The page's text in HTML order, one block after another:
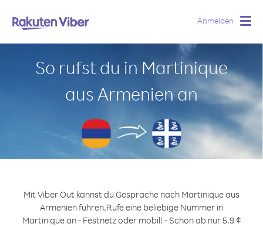
Anmelden
So rufst du in Martinique
aus Armenien an
Mit Viber Out kannst du Gespräche nach Martinique aus
Armenien führen.Rufe eine beliebige Nummer in
Martinique an - Festnetz oder mobil! - Schon ab nur 5.9 ¢